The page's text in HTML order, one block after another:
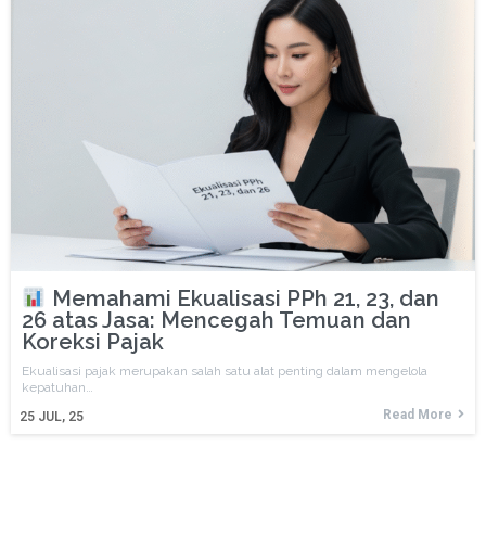
Memahami Ekualisasi PPh 21, 23, dan
26 atas Jasa: Mencegah Temuan dan
Koreksi Pajak
25 JUL, 25
Ekualisasi pajak merupakan salah satu alat penting dalam mengelola
kepatuhan…
Read More